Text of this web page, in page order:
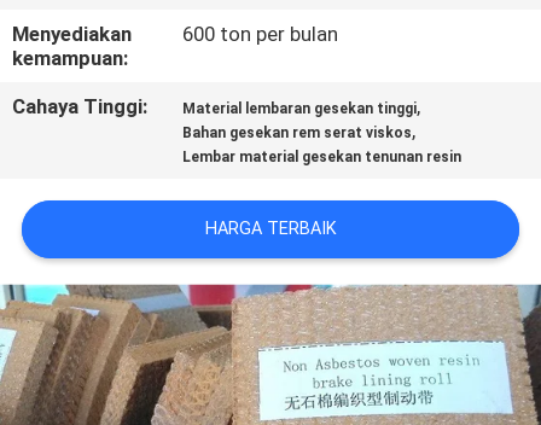
SITEMAP
PRIVACY
Menyediakan
kemampuan:
600 ton per bulan
Cahaya Tinggi: Material lembaran gesekan tinggi,
Bahan gesekan rem serat viskos,
Lembar material gesekan tenunan resin
HARGA TERBAIK